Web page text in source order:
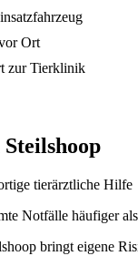
Ort
zur Tierklinik
tierärztliche Hilfe
Notfälle häufiger
bringt eigene